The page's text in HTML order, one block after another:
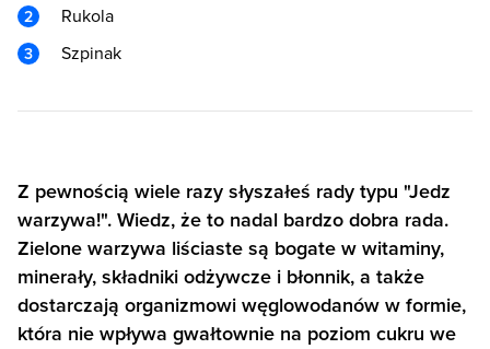
Rukola
Szpinak
Z pewnością wiele razy słyszałeś rady typu "Jedz
warzywa!". Wiedz, że to nadal bardzo dobra rada.
Zielone warzywa liściaste są bogate w witaminy,
minerały, składniki odżywcze i błonnik, a także
dostarczają organizmowi węglowodanów w formie,
która nie wpływa gwałtownie na poziom cukru we